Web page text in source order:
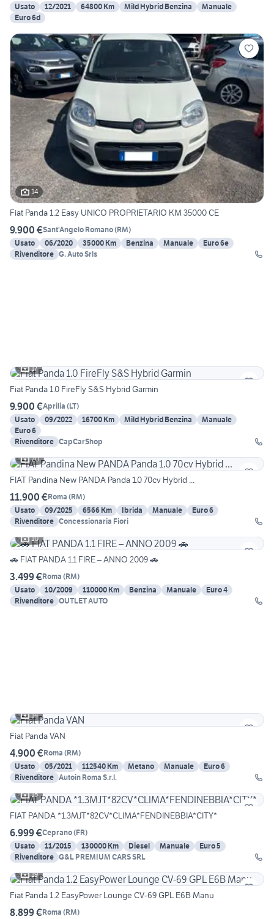
Usato
12/2021 64800 Km Mild Hybrid Benzina
Manuale
Euro 6d
14
Fiat Panda 1.2 Easy UNICO PROPRIETARIO KM 35000 CE
9.900 €Sant'Angelo Romano(RM)
Usato
06/2020 35000 Km Benzina Manuale
Euro 6e
Rivenditore G. Auto Srls
17
Fiat Panda 1.0 FireFly S&S Hybrid Garmin
9.900 €Aprilia (LT)
Usato
09/2022 16700 Km Mild Hybrid Benzina
Manuale
Euro 6
Rivenditore CapCarShop
20
FIAT Pandina New PANDA Panda 1.0 70cv Hybrid ...
11.900 €Roma (RM)
Usato
09/2025 6566 Km Ibrida Manuale
Euro 6
Rivenditore Concessionaria Fiori
10
🚗 FIAT PANDA 1.1 FIRE – ANNO 2009 🚗
3.499 €Roma (RM)
Usato
10/2009 110000 Km Benzina Manuale
Euro 4
Rivenditore OUTLET AUTO
14
Fiat Panda VAN
4.900 €Roma (RM)
Usato
05/2021 112540 Km Metano Manuale
Euro 6
Rivenditore Autoin Roma S.r.l.
15
FIAT PANDA *1.3MJT*82CV*CLIMA*FENDINEBBIA*CITY*
6.999 €Ceprano(FR)
Usato
11/2015 130000 Km Diesel Manuale
Euro 5
Rivenditore G&L PREMIUM CARS SRL
19
Fiat Panda 1.2 EasyPower Lounge CV-69 GPL E6B Manu
8.899 €Roma (RM)